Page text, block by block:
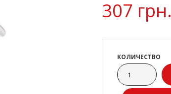
307 грн.
КОЛИЧЕСТВО